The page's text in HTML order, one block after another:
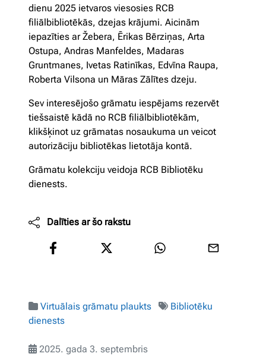
dienu 2025 ietvaros viesosies RCB
filiālbibliotēkās, dzejas krājumi. Aicinām
iepazīties ar Žebera, Ērikas Bērziņas, Arta
Ostupa, Andras Manfeldes, Madaras
Gruntmanes, Ivetas Ratinīkas, Edvīna Raupa,
Roberta Vilsona un Māras Zālītes dzeju.
Sev interesējošo grāmatu iespējams rezervēt
tiešsaistē kādā no RCB filiālbibliotēkām,
klikšķinot uz grāmatas nosaukuma un veicot
autorizāciju bibliotēkas lietotāja kontā.
Grāmatu kolekciju veidoja RCB Bibliotēku
dienests.
Dalīties ar šo rakstu
Virtuālais grāmatu plaukts
Bibliotēku
dienests
2025. gada 3. septembris